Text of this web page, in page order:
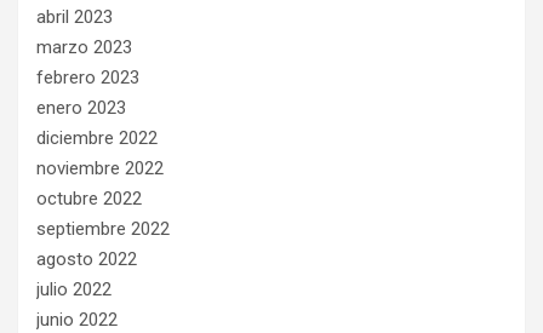
abril 2023
marzo 2023
febrero 2023
enero 2023
diciembre 2022
noviembre 2022
octubre 2022
septiembre 2022
agosto 2022
julio 2022
junio 2022